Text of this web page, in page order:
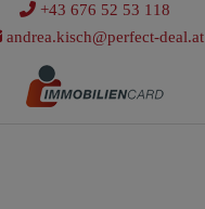
+43 676 52 53 118
andrea.kisch@perfect-deal.at